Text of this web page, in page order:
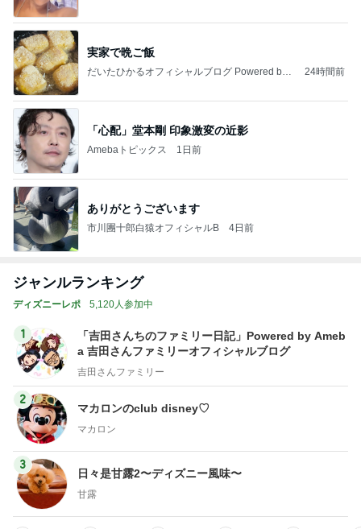
実家で晩ご飯
だいたひかるオフィシャルブログ Powered by
24時間前
「心配」堂本剛 印象激変の近影
Amebaトピックス 1日前
ありがとうございます
市川團十郎白猿オフィシャルB 4日前
ジャンルランキング
ディズニーレポ 5,120人参加中
1
「吉田さんちのファミリー日記」Powered by Ameb
a 吉田さんファミリーオフィシャルブログ
吉田さんファミリー
2
マカロンのclub disney♡
マカロン
3
日々是甘露2〜ディズニー風味〜
甘露